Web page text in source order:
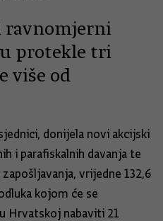
ravnomjerni
protekle tri
više od
donijela novi akcijski
i parafiskalnih davanja te
vrijedne 132,6
kojom će se
Hrvatskoj nabaviti 21